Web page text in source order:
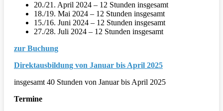
20./21. April 2024 – 12 Stunden insgesamt
18./19. Mai 2024 – 12 Stunden insgesamt
15./16. Juni 2024 – 12 Stunden insgesamt
27./28. Juli 2024 – 12 Stunden insgesamt
zur Buchung
Direktausbildung von Januar bis April 2025
insgesamt 40 Stunden von Januar bis April 2025
Termine